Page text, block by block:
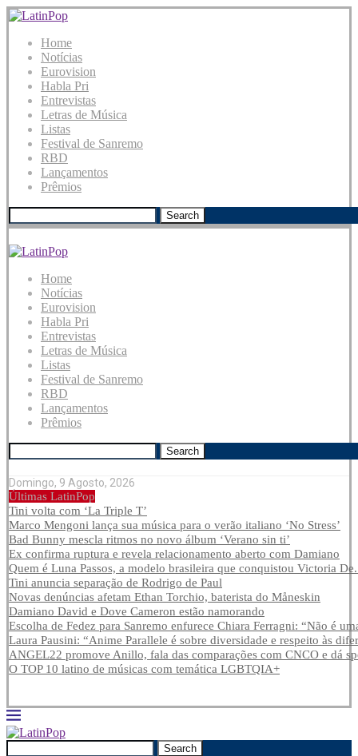
Home
Notícias
Eurovision
Habla Pri
Entrevistas
Letras de Música
Listas
Festival de Sanremo
RBD
Lançamentos
Prêmios
Search
Home
Notícias
Eurovision
Habla Pri
Entrevistas
Letras de Música
Listas
Festival de Sanremo
RBD
Lançamentos
Prêmios
Search
Domingo, 9 Agosto, 2026
Últimas LatinPop
Tini volta com ‘La Triple T’
Marco Mengoni lança sua música para o verão italiano ‘No Stress’
Bad Bunny mescla ritmos no novo álbum ‘Verano sin ti’
Ex confirma ruptura e revela relacionamento aberto com Damiano
Quem é Luna Passos, a modelo brasileira que conquistou Victoria
Tini anuncia separação de Rodrigo de Paul
Novas denúncias afetam Ethan Torchio, baterista do Måneskin
Damiano David e Dove Cameron estão namorando
Escolha de Fedez para Sanremo enfurece Chiara Ferragni: “Não é
Laura Pausini: “Anime Parallele é sobre diversidade e respeito às
ANGEL22 promove Anillo, fala das comparações com CNCO e dá
O TOP 10 latino de músicas com temática LGBTQIA+
Search